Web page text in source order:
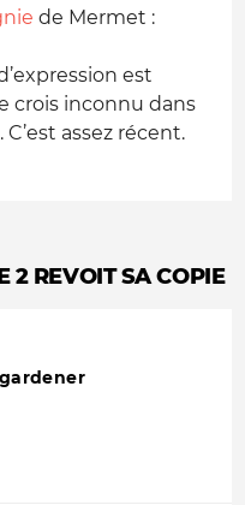
de Mermet :
est
crois inconnu dans
assez récent.
2 REVOIT SA COPIE